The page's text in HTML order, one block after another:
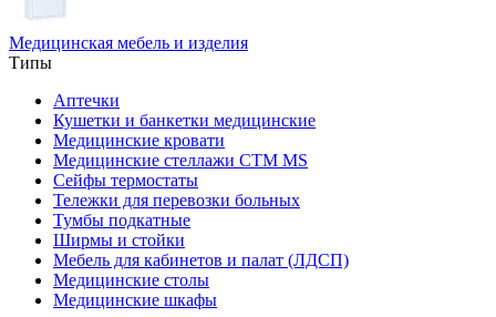
Медицинская мебель и изделия
Типы
Аптечки
Кушетки и банкетки медицинские
Медицинские кровати
Медицинские стеллажи CTM MS
Сейфы термостаты
Тележки для перевозки больных
Тумбы подкатные
Ширмы и стойки
Мебель для кабинетов и палат (ЛДСП)
Медицинские столы
Медицинские шкафы